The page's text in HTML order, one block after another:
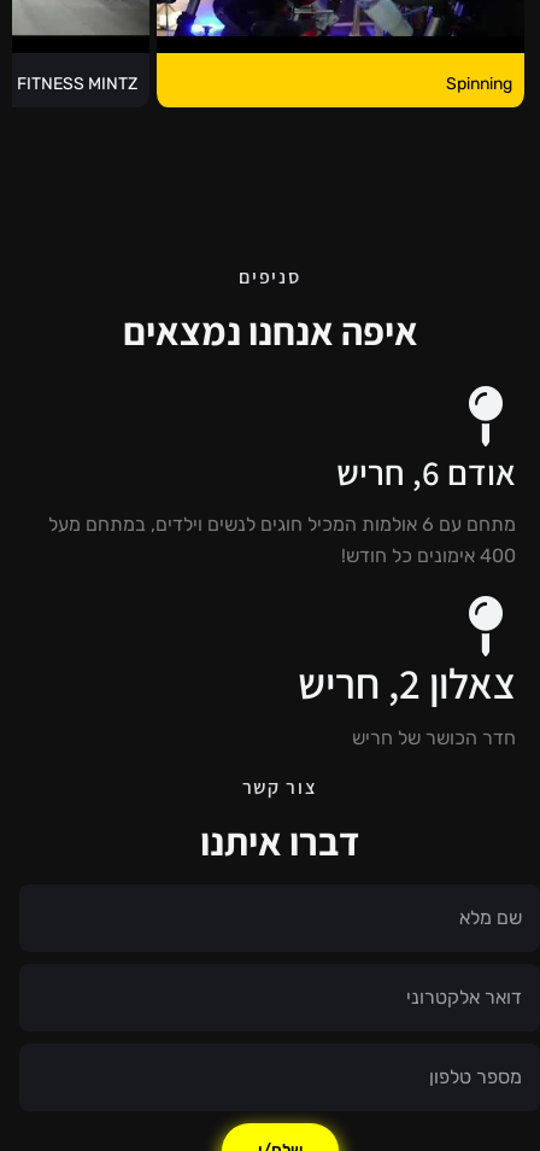
Spinning FITNESS MINTZ - אימון TRX
סניפים
איפה אנחנו נמצאים
אודם 6, חריש
מתחם עם 6 אולמות המכיל חוגים לנשים וילדים, במתחם מעל
400 אימונים כל חודש!
צאלון 2, חריש
חדר הכושר של חריש
צור קשר
דברו איתנו